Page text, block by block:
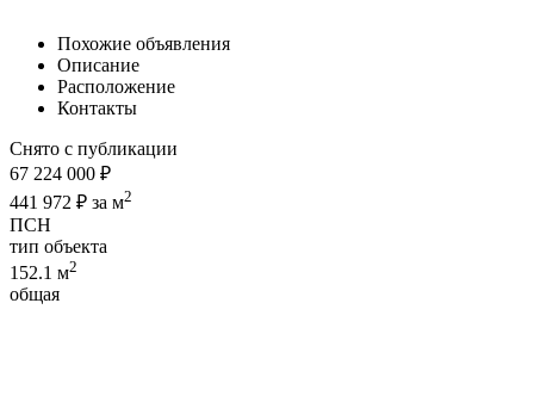
Похожие объявления
Описание
Расположение
Контакты
Снято с публикации
67 224 000 ₽
441 972 ₽ за м2
ПСН
тип объекта
152.1 м2
общая